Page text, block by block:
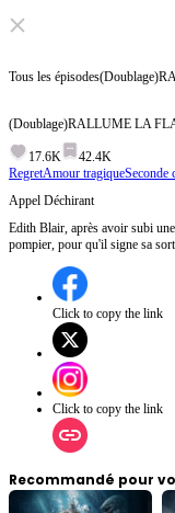
Tous les épisodes
(Doublage)RALLUME LA
17.6K
42.4K
RegretAmour tragiqueSeconde
Appel Déchirant
Edith Blair, après avoir subi
pompier, pour qu'il signe sa
réussira-t-elle à rompre les
Click to copy the link
Click to copy the link
Recommandé pour